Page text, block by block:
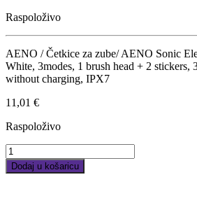
Raspoloživo
AENO / Četkice za zube/ AENO Sonic
White, 3modes, 1 brush head + 2 stickers,
without charging, IPX7
11,01 €
Raspoloživo
AENO
Sonic
Electric
Dodaj u košaricu